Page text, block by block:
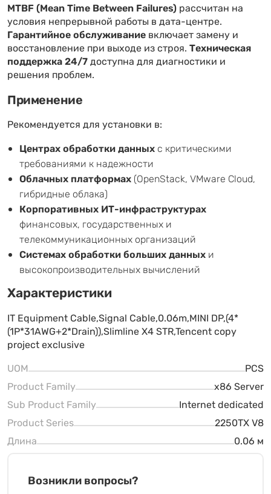
MTBF (Mean Time Between Failures) рассчитан на
условия непрерывной работы в дата-центре.
Гарантийное обслуживание включает замену и
восстановление при выходе из строя. Техническая
поддержка 24/7доступна для диагностики и
решения проблем.
Применение
Рекомендуется для установки в:
Центрах обработки данных с критическими
требованиями к надежности
Облачных платформах (OpenStack, VMware Cloud,
гибридные облака)
Корпоративных ИТ-инфраструктурах
финансовых, государственных и
телекоммуникационных организаций
Системах обработки больших данных и
высокопроизводительных вычислений
Характеристики
IT Equipment Cable,Signal Cable,0.06m,MINI DP,(4*
(1P*31AWG+2*Drain)),Slimline X4 STR,Tencent copy
project exclusive
UOM
PCS
Product Family
x86 Server
Sub Product Family
Internet dedicated
Product Series
2250TX V8
Длина
0.06 м
Возникли вопросы?